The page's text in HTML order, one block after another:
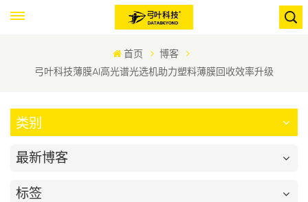
首页
博客
弓叶科技薄膜AI高光谱光选机助力塑料薄膜回收效率升级
类别
最新博客
标签